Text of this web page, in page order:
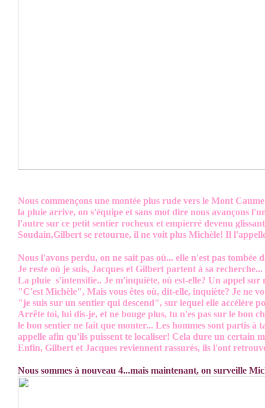
Nous commençons une montée plus rude vers le Mont
la pluie arrive, on s'équipe et sans mot dire nous avançons
l'autre sur ce petit sentier rocheux et empierré devenu
Soudain,Gilbert se retourne, il ne voit plus Michèle! Il
Nous l'avons perdu, on ne sait pas où... elle n'est pas tombée
Je reste où je suis, Jacques et Gilbert partent à sa recherche...
La pluie s'intensifie.. Je m'inquiète, où est-elle? Un appel sur
"C'est Michèle", Mais vous êtes où, dit-elle, inquiète? Je ne
"je suis sur un sentier qui descend", sur lequel elle accélère
Arrête toi, lui dis-je, et ne bouge plus, tu n'es pas sur le bon
le bon sentier ne fait que monter... Les hommes sont partis à
appelle afin qu'ils puissent te localiser! Cela dure un certain
Enfin, Gilbert et Jacques reviennent rassurés, ils l'ont
Nous sommes à nouveau 4...mais maintenant, on surveille